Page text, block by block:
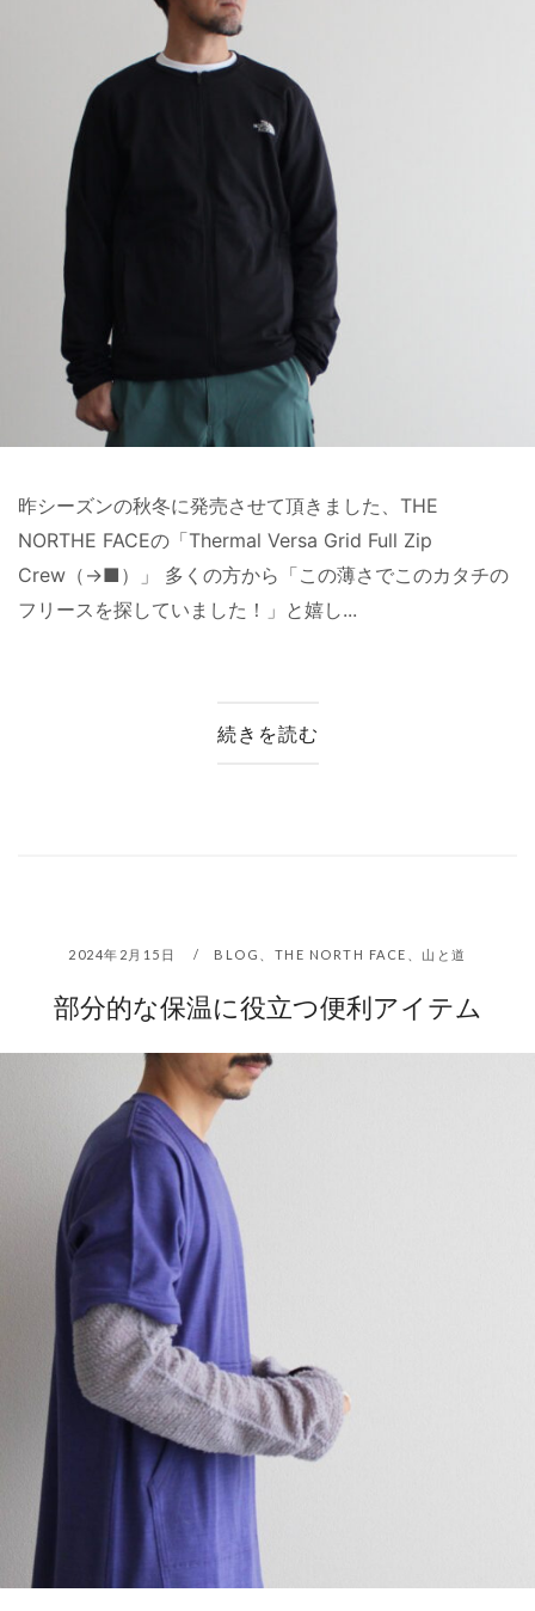
昨シーズンの秋冬に発売させて頂きました、THE
NORTHE FACEの「Thermal Versa Grid Full Zip
Crew（→■）」 多くの方から「この薄さでこのカタチの
フリースを探していました！」と嬉し...
続きを読む
2024年2月15日 BLOG THE NORTH FACE 山と道
部分的な保温に役立つ便利アイテム